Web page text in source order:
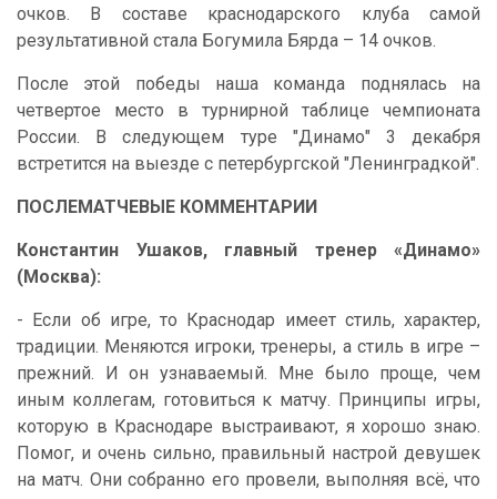
очков. В составе краснодарского клуба самой
результативной стала Богумила Бярда – 14 очков.
После этой победы наша команда поднялась на
четвертое место в турнирной таблице чемпионата
России. В следующем туре "Динамо" 3 декабря
встретится на выезде с петербургской "Ленинградкой".
ПОСЛЕМАТЧЕВЫЕ КОММЕНТАРИИ
Константин Ушаков, главный тренер «Динамо»
(Москва):
- Если об игре, то Краснодар имеет стиль, характер,
традиции. Меняются игроки, тренеры, а стиль в игре –
прежний. И он узнаваемый. Мне было проще, чем
иным коллегам, готовиться к матчу. Принципы игры,
которую в Краснодаре выстраивают, я хорошо знаю.
Помог, и очень сильно, правильный настрой девушек
на матч. Они собранно его провели, выполняя всё, что